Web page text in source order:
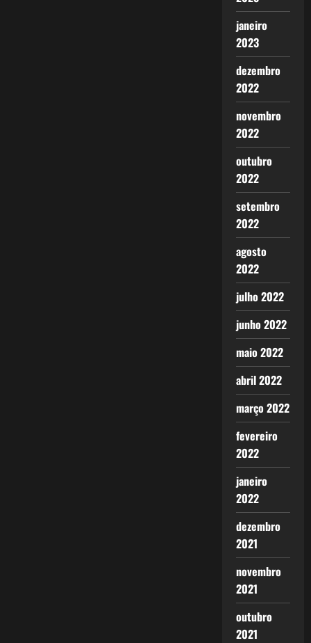
janeiro
2023
dezembro
2022
novembro
2022
outubro
2022
setembro
2022
agosto
2022
julho 2022
junho 2022
maio 2022
abril 2022
março 2022
fevereiro
2022
janeiro
2022
dezembro
2021
novembro
2021
outubro
2021